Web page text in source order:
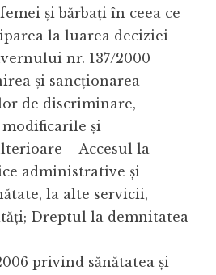
și bărbați în ceea ce
la luarea deciziei
nr. 137/2000
și sancționarea
de discriminare,
și
– Accesul la
administrative și
la alte servicii,
Dreptul la demnitatea
privind sănătatea și